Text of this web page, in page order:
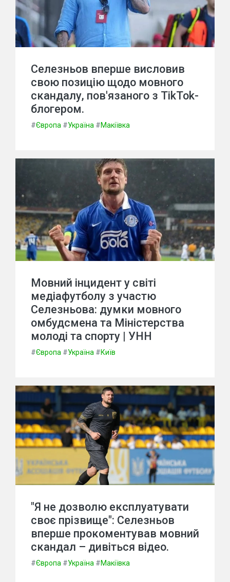
Селезньов вперше висловив
свою позицію щодо мовного
скандалу, пов'язаного з TikTok-
блогером.
#Європа #Україна #Макіївка
Мовний інцидент у світі
медіафутболу з участю
Селезньова: думки мовного
омбудсмена та Міністерства
молоді та спорту | УНН
#Європа #Україна #Київ
"Я не дозволю експлуатувати
своє прізвище": Селезньов
вперше прокоментував мовний
скандал – дивіться відео.
#Європа #Україна #Макіївка